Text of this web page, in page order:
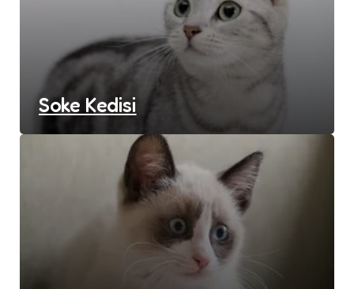
Soke Kedisi